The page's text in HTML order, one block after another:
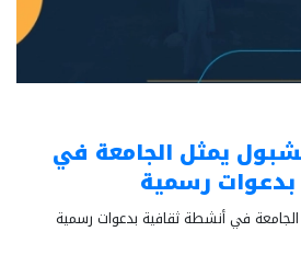
يمثل الجامعة في
رسمية
في أنشطة ثقافية بدعوات رسمية